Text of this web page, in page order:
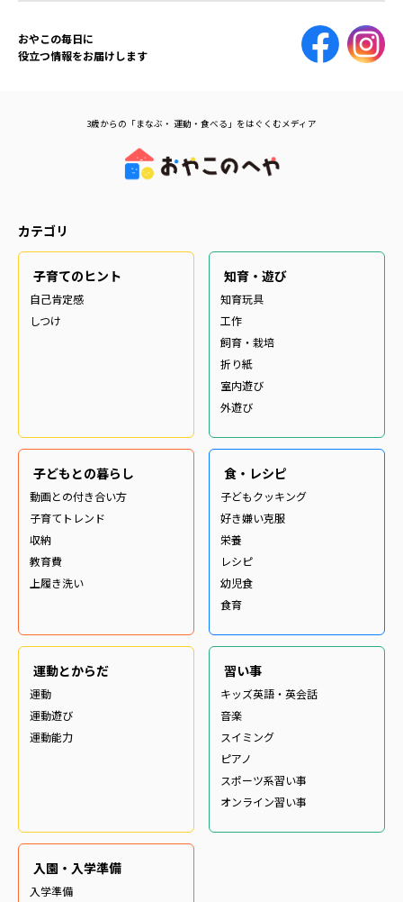
おやこの毎日に
役立つ情報をお届けします
3歳からの「まなぶ・ 運動・食べる」をはぐくむメディア
カテゴリ
子育てのヒント
自己肯定感
しつけ
知育・遊び
知育玩具
工作
飼育・栽培
折り紙
室内遊び
外遊び
子どもとの暮らし
動画との付き合い方
子育てトレンド
収納
教育費
上履き洗い
食・レシピ
子どもクッキング
好き嫌い克服
栄養
レシピ
幼児食
食育
運動とからだ
運動
運動遊び
運動能力
習い事
キッズ英語・英会話
音楽
スイミング
ピアノ
スポーツ系習い事
オンライン習い事
入園・入学準備
入学準備